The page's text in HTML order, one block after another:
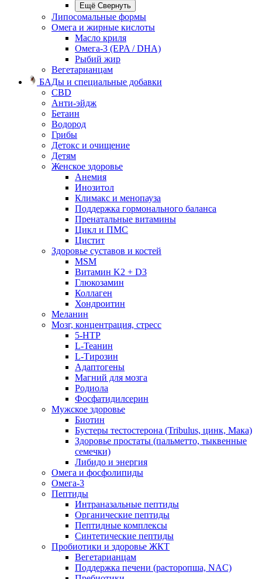
Ещё Свернуть
Липосомальные формы
Омега и жирные кислоты
Масло криля
Омега-3 (EPA / DHA)
Рыбий жир
Вегетарианцам
БАДы и специальные добавки
CBD
Анти-эйдж
Бетаин
Водород
Грибы
Детокс и очищение
Детям
Женское здоровье
Анемия
Инозитол
Климакс и менопауза
Поддержка гормонального баланса
Пренатальные витамины
Цикл и ПМС
Цистит
Здоровье суставов и костей
MSM
Витамин K2 + D3
Глюкозамин
Коллаген
Хондроитин
Меланин
Мозг, концентрация, стресс
5-HTP
L-Теанин
L-Тирозин
Адаптогены
Магний для мозга
Родиола
Фосфатидилсерин
Мужское здоровье
Биотин
Бустеры тестостерона (Tribulus, цинк, Мака)
Здоровье простаты (пальметто, тыквенные
семечки)
Либидо и энергия
Омега и фосфолипиды
Омега-3
Пептиды
Интраназальные пептиды
Органические пептиды
Пептидные комплексы
Синтетические пептиды
Пробиотики и здоровье ЖКТ
Вегетарианцам
Поддержка печени (расторопша, NAC)